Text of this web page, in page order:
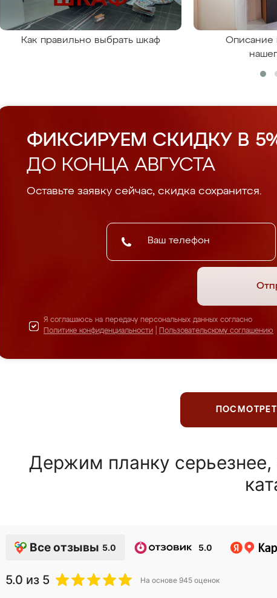
Как правильно выбрать шкаф
Описание
ФИКСИРУЕМ СКИДКУ В
ДО КОНЦА АВГУСТА
Оставьте заявку сейчас, скидка сохранится.
Я соглашаюсь на передачу персональных данных согласно
Политике конфиденциальности
Пользовательскому соглашению
Держим планку
Все отзывы 5.0 5.0
5.0 из 5 На основе 945 оценок